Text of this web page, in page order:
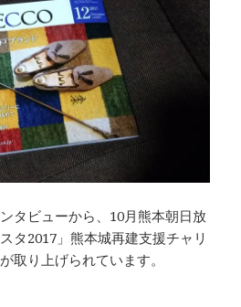
タビューから、10月熊本朝日放
タ2017」熊本城再建支援チャリ
取り上げられています。